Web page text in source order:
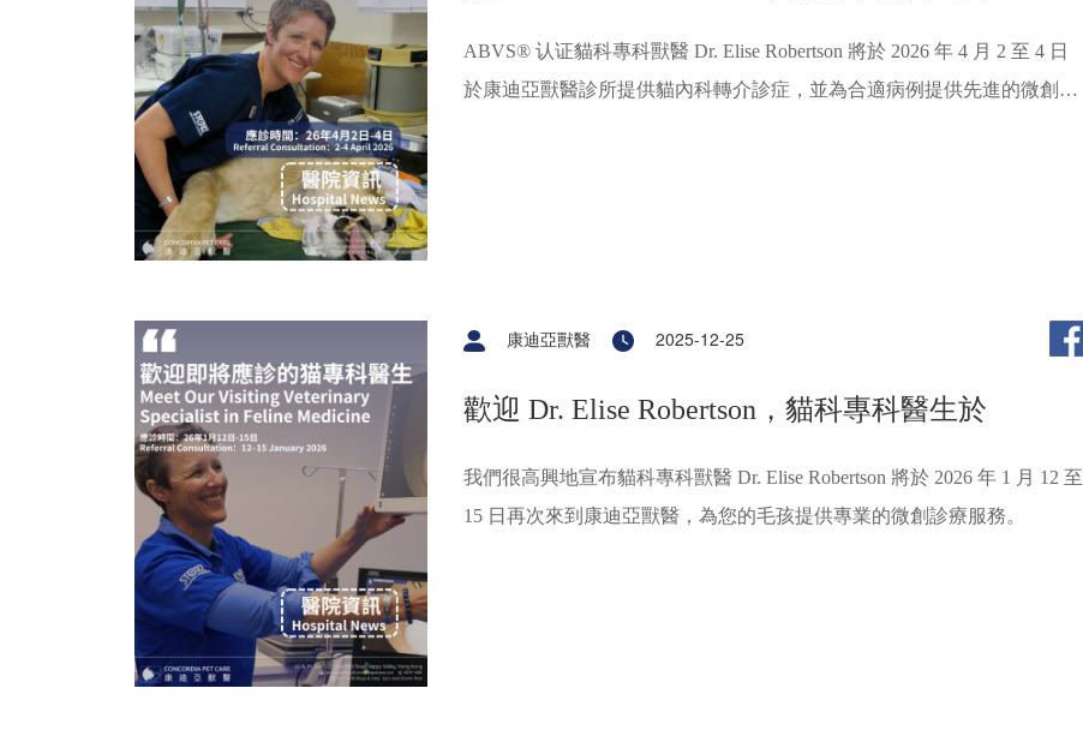
ABVS® 认证貓科專科獸醫 Dr. Elise Robertson 將於 2026 年 4 月 2 至 4 日
於康迪亞獸醫診所提供貓內科轉介診症，並為合適病例提供先進的微創內
康迪亞獸醫 2025-12-25
歡迎 Dr. Elise Robertson，貓科專科醫生於
我們很高興地宣布貓科專科獸醫 Dr. Elise Robertson 將於 2026 年 1 月 12 至
15 日再次來到康迪亞獸醫，為您的毛孩提供專業的微創診療服務。